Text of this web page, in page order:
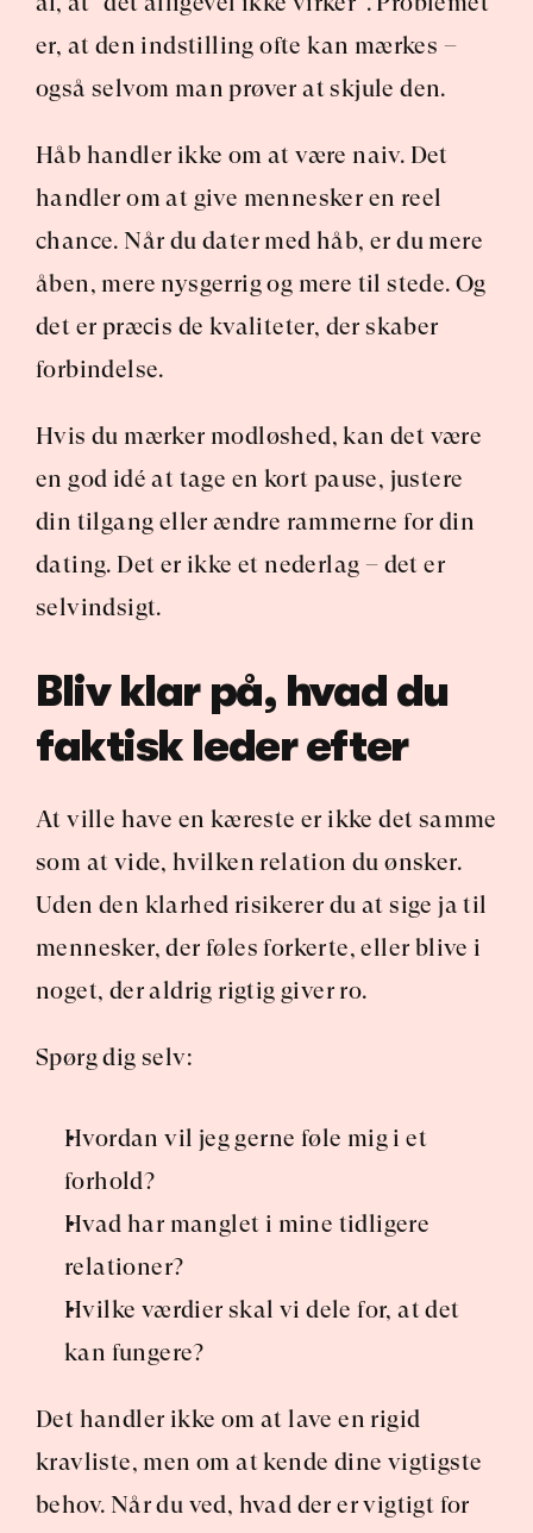
er, at den indstilling ofte kan mærkes –
også selvom man prøver at skjule den.
Håb handler ikke om at være naiv. Det
handler om at give mennesker en reel
chance. Når du dater med håb, er du mere
åben, mere nysgerrig og mere til stede. Og
det er præcis de kvaliteter, der skaber
forbindelse.
Hvis du mærker modløshed, kan det være
en god idé at tage en kort pause, justere
din tilgang eller ændre rammerne for din
dating. Det er ikke et nederlag – det er
selvindsigt.
Bliv klar på, hvad du
faktisk leder efter
At ville have en kæreste er ikke det samme
som at vide, hvilken relation du ønsker.
Uden den klarhed risikerer du at sige ja til
mennesker, der føles forkerte, eller blive i
noget, der aldrig rigtig giver ro.
Spørg dig selv:
Hvordan vil jeg gerne føle mig i et
forhold?
Hvad har manglet i mine tidligere
relationer?
Hvilke værdier skal vi dele for, at det
kan fungere?
Det handler ikke om at lave en rigid
kravliste, men om at kende dine vigtigste
behov. Når du ved, hvad der er vigtigt for